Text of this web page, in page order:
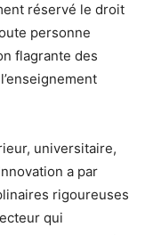
réservé le droit
personne
flagrante des
universitaire,
a par
rigoureuses
qui